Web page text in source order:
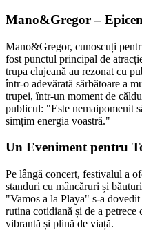
Mano&Gregor –
Mano&Gregor, cunoscuți
fost punctul principal de
trupa clujeană au rezonat cu
într-o adevărată sărbătoare a
trupei, într-un moment de
publicul: "Este nemaipomenit
simțim energia voastră."
Un Eveniment pentru
Pe lângă concert, festivalul a
standuri cu mâncăruri și
"Vamos a la Playa" s-a
rutina cotidiană și de a petrece
vibrantă și plină de viață.